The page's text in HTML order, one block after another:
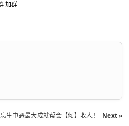
加群
生中恶最大成就帮会【倾】收人！ Next »